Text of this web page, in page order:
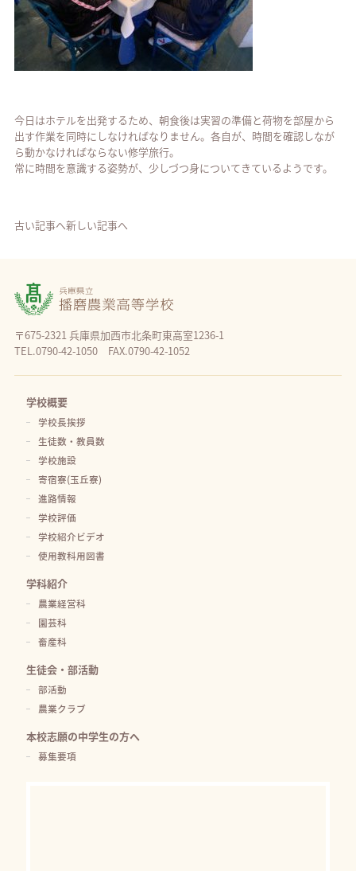
今日はホテルを出発するため、朝食後は実習の準備と荷物を部屋から
出す作業を同時にしなければなりません。各自が、時間を確認しなが
ら動かなければならない修学旅行。
常に時間を意識する姿勢が、少しづつ身についてきているようです。
古い記事へ新しい記事へ
〒675-2321 兵庫県加西市北条町東高室1236-1
TEL.0790-42-1050 FAX.0790-42-1052
学校概要
学校長挨拶
生徒数・教員数
学校施設
寄宿寮(玉丘寮)
進路情報
学校評価
学校紹介ビデオ
使用教科用図書
学科紹介
農業経営科
園芸科
畜産科
生徒会・部活動
部活動
農業クラブ
本校志願の中学生の方へ
募集要項